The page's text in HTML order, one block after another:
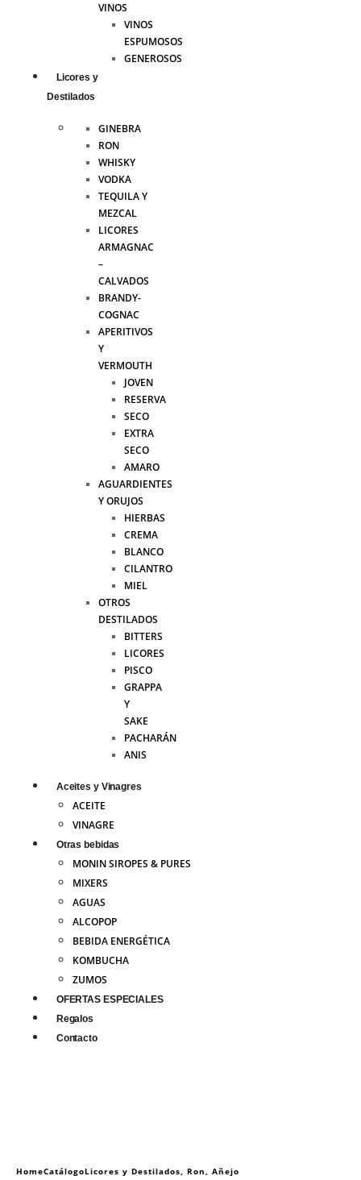
VINOS
VINOS
ESPUMOSOS
GENEROSOS
Licores y
Destilados
GINEBRA
RON
WHISKY
VODKA
TEQUILA Y
MEZCAL
LICORES
ARMAGNAC
–
CALVADOS
BRANDY-
COGNAC
APERITIVOS
Y
VERMOUTH
JOVEN
RESERVA
SECO
EXTRA
SECO
AMARO
AGUARDIENTES
Y ORUJOS
HIERBAS
CREMA
BLANCO
CILANTRO
MIEL
OTROS
DESTILADOS
BITTERS
LICORES
PISCO
GRAPPA
Y
SAKE
PACHARÁN
ANIS
Aceites y Vinagres
ACEITE
VINAGRE
Otras bebidas
MONIN SIROPES & PURES
MIXERS
AGUAS
ALCOPOP
BEBIDA ENERGÉTICA
KOMBUCHA
ZUMOS
OFERTAS ESPECIALES
Regalos
Contacto
HomeCatálogoLicores y Destilados, Ron, Añejo